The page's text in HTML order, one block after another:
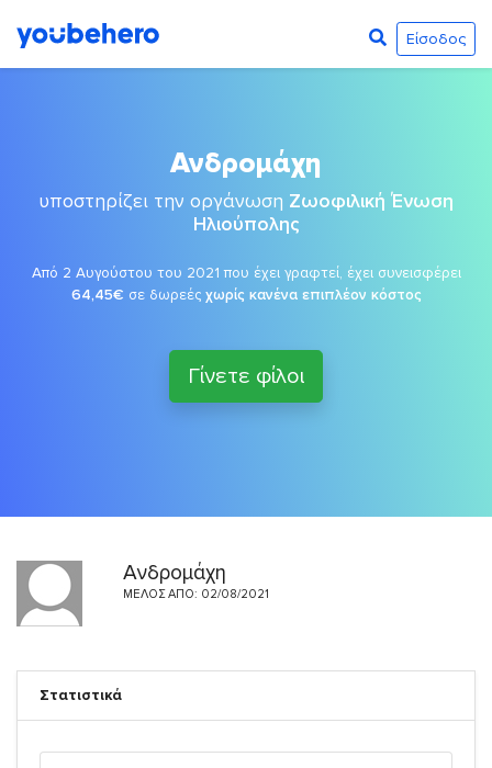
Είσοδος
Ανδρομάχη
υποστηρίζει την οργάνωση Ζωοφιλική Ένωση
Ηλιούπολης
Από 2 Αυγούστου του 2021 που έχει γραφτεί, έχει συνεισφέρει
64,45€ σε δωρεές χωρίς κανένα επιπλέον κόστος
Γίνετε φίλοι
Ανδρομάχη
ΜΈΛΟΣ ΑΠΌ: 02/08/2021
Στατιστικά